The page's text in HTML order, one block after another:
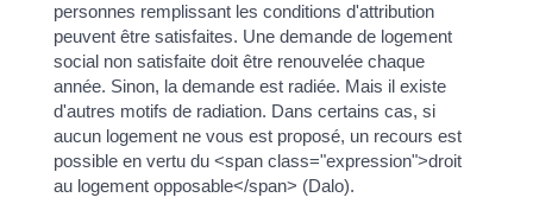
personnes remplissant les conditions d'attribution
peuvent être satisfaites. Une demande de logement
social non satisfaite doit être renouvelée chaque
année. Sinon, la demande est radiée. Mais il existe
d'autres motifs de radiation. Dans certains cas, si
aucun logement ne vous est proposé, un recours est
possible en vertu du <span class="expression">droit
au logement opposable</span> (Dalo).